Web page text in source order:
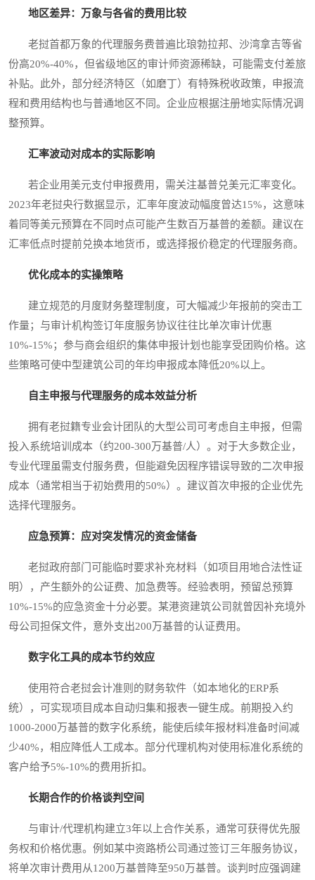
地区差异：万象与各省的费用比较
老挝首都万象的代理服务费普遍比琅勃拉邦、沙湾拿吉等省
份高20%-40%，但省级地区的审计师资源稀缺，可能需支付差旅
补贴。此外，部分经济特区（如磨丁）有特殊税收政策，申报流
程和费用结构也与普通地区不同。企业应根据注册地实际情况调
整预算。
汇率波动对成本的实际影响
若企业用美元支付申报费用，需关注基普兑美元汇率变化。
2023年老挝央行数据显示，汇率年度波动幅度曾达15%，这意味
着同等美元预算在不同时点可能产生数百万基普的差额。建议在
汇率低点时提前兑换本地货币，或选择报价稳定的代理服务商。
优化成本的实操策略
建立规范的月度财务整理制度，可大幅减少年报前的突击工
作量；与审计机构签订年度服务协议往往比单次审计优惠
10%-15%；参与商会组织的集体申报计划也能享受团购价格。这
些策略可使中型建筑公司的年均申报成本降低20%以上。
自主申报与代理服务的成本效益分析
拥有老挝籍专业会计团队的大型公司可考虑自主申报，但需
投入系统培训成本（约200-300万基普/人）。对于大多数企业，
专业代理虽需支付服务费，但能避免因程序错误导致的二次申报
成本（通常相当于初始费用的50%）。建议首次申报的企业优先
选择代理服务。
应急预算：应对突发情况的资金储备
老挝政府部门可能临时要求补充材料（如项目用地合法性证
明），产生额外的公证费、加急费等。经验表明，预留总预算
10%-15%的应急资金十分必要。某港资建筑公司就曾因补充境外
母公司担保文件，意外支出200万基普的认证费用。
数字化工具的成本节约效应
使用符合老挝会计准则的财务软件（如本地化的ERP系
统），可实现项目成本自动归集和报表一键生成。前期投入约
1000-2000万基普的数字化系统，能使后续年报材料准备时间减
少40%，相应降低人工成本。部分代理机构对使用标准化系统的
客户给予5%-10%的费用折扣。
长期合作的价格谈判空间
与审计/代理机构建立3年以上合作关系，通常可获得优先服
务权和价格优惠。例如某中资路桥公司通过签订三年服务协议，
将单次审计费用从1200万基普降至950万基普。谈判时应强调建